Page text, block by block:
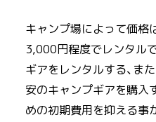
キャンプ場によって価格
3,000円程度でレンタル
ギアをレンタルする、ま
安のキャンプギアを購入
めの初期費用を抑える事